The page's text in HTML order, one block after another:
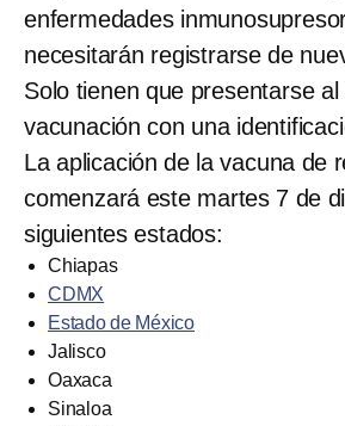
enfermedades
necesitarán registrarse de
Solo tienen que presentarse
vacunación con una
La aplicación de la vacuna de
comenzará este martes 7 de
siguientes estados:
Chiapas
CDMX
Estado de México
Jalisco
Oaxaca
Sinaloa